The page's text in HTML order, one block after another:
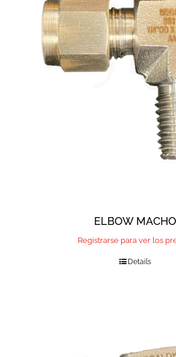
ELBOW MACHO
Registrarse para ver los
Details